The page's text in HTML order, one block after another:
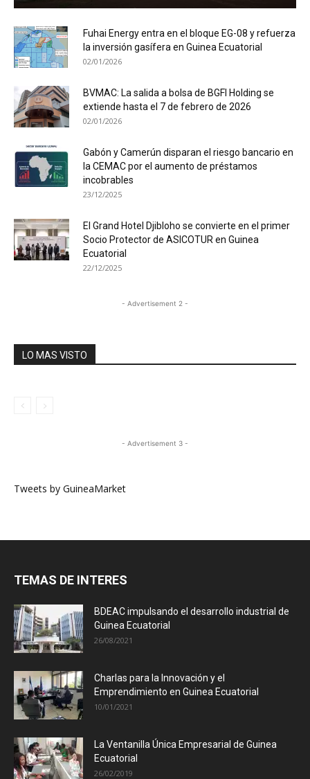
Fuhai Energy entra en el bloque EG-08 y refuerza
la inversión gasífera en Guinea Ecuatorial
02/01/2026
BVMAC: La salida a bolsa de BGFI Holding se
extiende hasta el 7 de febrero de 2026
02/01/2026
Gabón y Camerún disparan el riesgo bancario en
la CEMAC por el aumento de préstamos
incobrables
23/12/2025
El Grand Hotel Djibloho se convierte en el primer
Socio Protector de ASICOTUR en Guinea
Ecuatorial
22/12/2025
- Advertisement 2 -
LO MAS VISTO
- Advertisement 3 -
Tweets by GuineaMarket
TEMAS DE INTERES
BDEAC impulsando el desarrollo industrial de
Guinea Ecuatorial
26/08/2021
Charlas para la Innovación y el
Emprendimiento en Guinea Ecuatorial
10/01/2021
La Ventanilla Única Empresarial de Guinea
Ecuatorial
26/02/2019